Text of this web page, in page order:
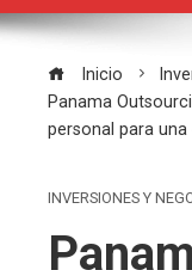
Inicio
Panama
personal para
INVERSIONES Y